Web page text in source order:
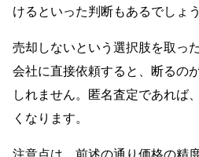
けるといった判断もあるでしょう
売却しないという選択肢を取っ
会社に直接依頼すると、断るの
しれません。匿名査定であれば
くなります。
注意点は、前述の通り価格の精